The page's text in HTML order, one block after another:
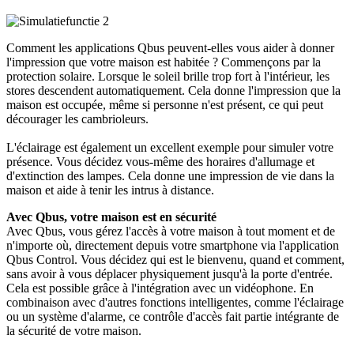
Comment les applications Qbus peuvent-elles vous aider à donner
l'impression que votre maison est habitée ? Commençons par la
protection solaire. Lorsque le soleil brille trop fort à l'intérieur, les
stores descendent automatiquement. Cela donne l'impression que la
maison est occupée, même si personne n'est présent, ce qui peut
décourager les cambrioleurs.
L'éclairage est également un excellent exemple pour simuler votre
présence. Vous décidez vous-même des horaires d'allumage et
d'extinction des lampes. Cela donne une impression de vie dans la
maison et aide à tenir les intrus à distance.
Avec Qbus, votre maison est en sécurité
Avec Qbus, vous gérez l'accès à votre maison à tout moment et de
n'importe où, directement depuis votre smartphone via l'application
Qbus Control. Vous décidez qui est le bienvenu, quand et comment,
sans avoir à vous déplacer physiquement jusqu'à la porte d'entrée.
Cela est possible grâce à l'intégration avec un vidéophone. En
combinaison avec d'autres fonctions intelligentes, comme l'éclairage
ou un système d'alarme, ce contrôle d'accès fait partie intégrante de
la sécurité de votre maison.